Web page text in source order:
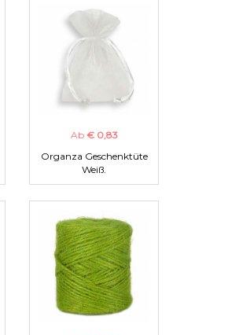
Ab € 0,83
Organza Geschenktüte
Weiß.